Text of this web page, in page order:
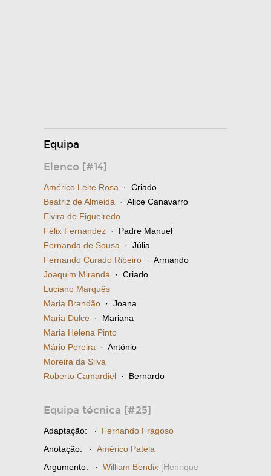
Equipa
Elenco [#14]
Américo Leite Rosa · Criado
Beatriz de Almeida · Alice Canavarro
Elvira de Figueiredo
Félix Fernandez · Padre Manuel
Fernanda de Sousa · Júlia
Fernando Curado Ribeiro · Armando
Joaquim Miranda · Criado
Luciano Marquês
Maria Brandão · Joana
Maria Dulce · Mariana
Maria Helena Pinto
Mário Pereira · António
Moreira da Silva
Roberto Camardiel · Bernardo
Equipa técnica [#25]
Adaptação: · Fernando Fragoso
Anotação: · Américo Patela
Argumento: · William Bendix [Henrique